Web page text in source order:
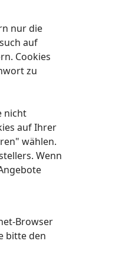
nur die
auf
Cookies
zu
nicht
auf Ihrer
wählen.
Wenn
Browser
bitte den